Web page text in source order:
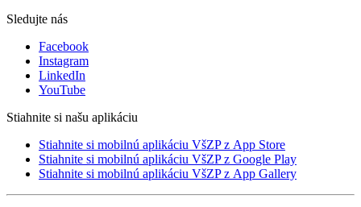
Sledujte nás
Facebook
Instagram
LinkedIn
YouTube
Stiahnite si našu aplikáciu
Stiahnite si mobilnú aplikáciu VšZP z App Store
Stiahnite si mobilnú aplikáciu VšZP z Google Play
Stiahnite si mobilnú aplikáciu VšZP z App Gallery